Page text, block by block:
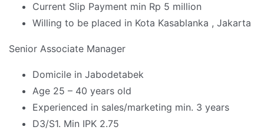
Current Slip Payment min Rp 5 million
Willing to be placed in Kota Kasablanka , Jakarta
Senior Associate Manager
Domicile in Jabodetabek
Age 25 – 40 years old
Experienced in sales/marketing min. 3 years
D3/S1. Min IPK 2.75